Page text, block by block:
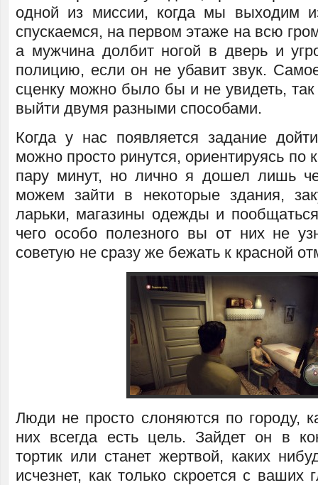
одной из миссии, когда мы выходим
спускаемся, на первом этаже на всю
а мужчина долбит ногой в дверь и
полицию, если он не убавит звук.
сценку можно было бы и не увидеть,
выйти двумя разными способами.
Когда у нас появляется задание
можно просто ринутся, ориентируясь по
пару минут, но лично я дошел лишь
можем зайти в некоторые здания,
ларьки, магазины одежды и
чего особо полезного вы от них не
советую не сразу же бежать к красной
Люди не просто слоняются по городу,
них всегда есть цель. Зайдет он в
тортик или станет жертвой, каких
исчезнет, как только скроется с ваших